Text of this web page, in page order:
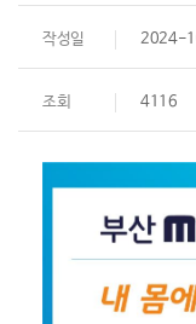
작성일 2024-
조회 4116